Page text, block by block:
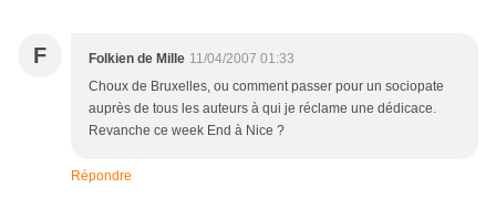
F Folkien de Mille 11/04/2007 01:33
Choux de Bruxelles, ou comment passer pour un sociopate
auprès de tous les auteurs à qui je réclame une dédicace.
Revanche ce week End à Nice ?
Répondre